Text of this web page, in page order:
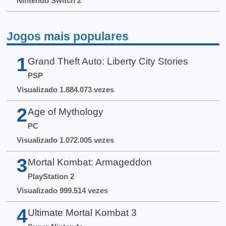
Jogos mais populares
1 Grand Theft Auto: Liberty City Stories
PSP
Visualizado 1.884.073 vezes
2 Age of Mythology
PC
Visualizado 1.072.005 vezes
3 Mortal Kombat: Armageddon
PlayStation 2
Visualizado 999.514 vezes
4 Ultimate Mortal Kombat 3